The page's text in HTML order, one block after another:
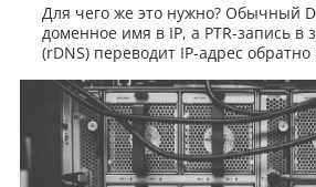
Для чего же это нужно? Обычный
доменное имя в IP, а PTR-запись в
(rDNS) переводит IP-адрес